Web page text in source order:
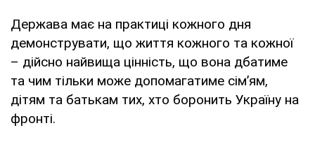
Держава має на практиці кожного дня
демонструвати, що життя кожного та кожної
– дійсно найвища цінність, що вона дбатиме
та чим тільки може допомагатиме сім’ям,
дітям та батькам тих, хто боронить Україну на
фронті.